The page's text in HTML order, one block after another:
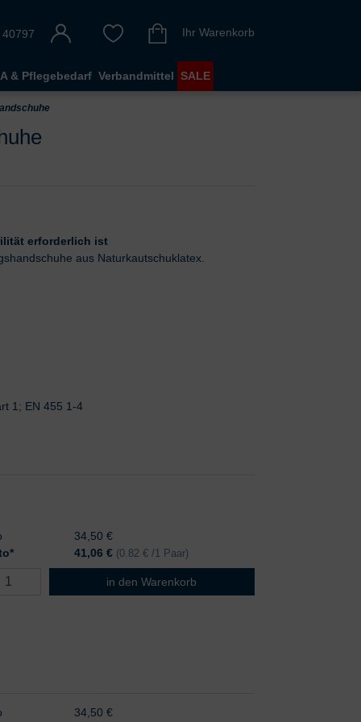
Ihr Warenkorb
& Pflegebedarf Verbandmittel SALE
erforderlich ist
aus Naturkautschuklatex.
1; EN 455 1-4
34,50 €
41,06 € (0.82 € /1 Paar)
MicroTouch Untersuchungshandschuhe Gr. S
in den Warenkorb
34,50 €